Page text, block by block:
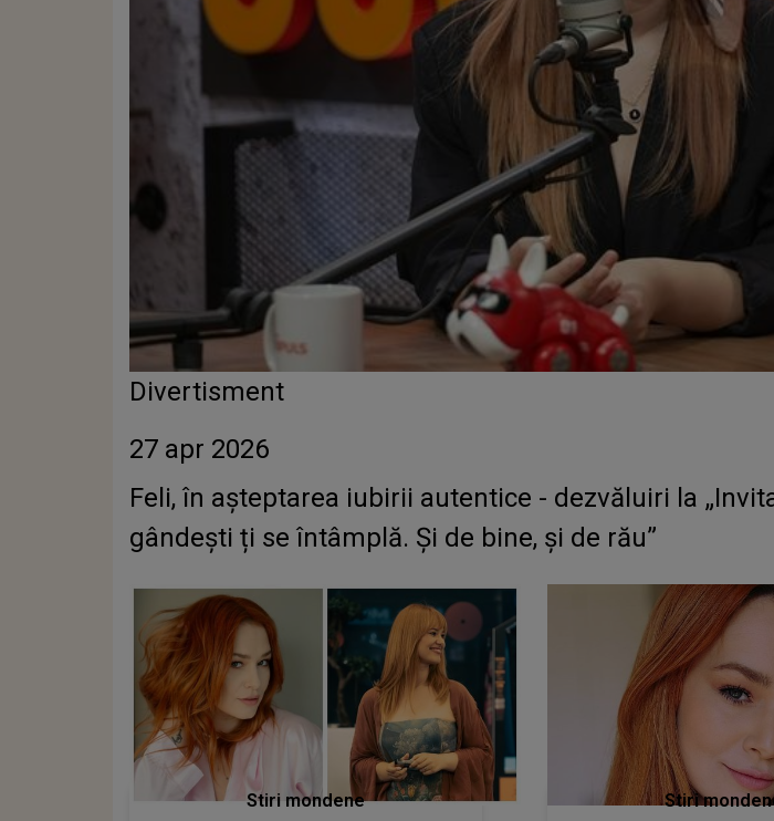
Divertisment
27 apr 2026
Feli, în așteptarea iubirii autentice - dezvăluiri la „Invitatul
gândești ți se întâmplă. Și de bine, și de rău”
Stiri mondene Stiri